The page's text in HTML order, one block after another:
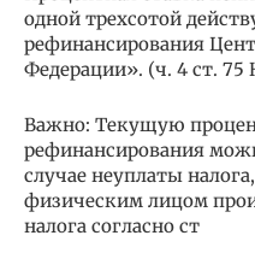
одной трехсотой
рефинансирования
Федерации». (ч. 4 ст.
Важно: Текущую
рефинансирования
случае неуплаты
физическим лицом
налога согласно ст